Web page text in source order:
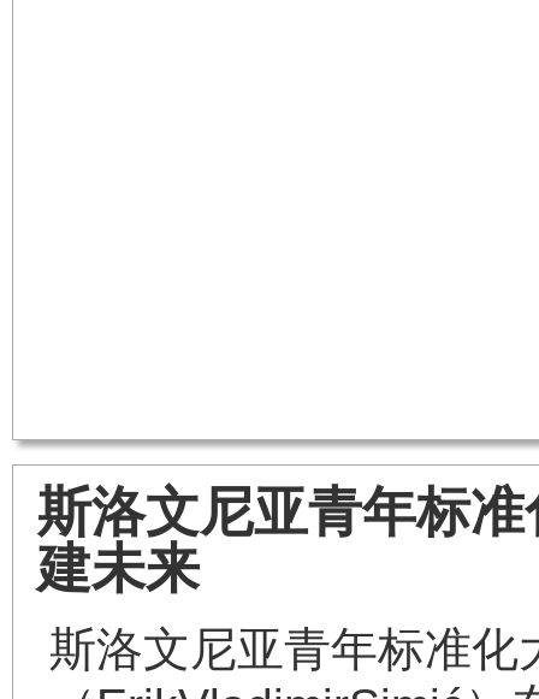
斯洛文尼亚青年标
建未来
斯洛文尼亚青年标准化